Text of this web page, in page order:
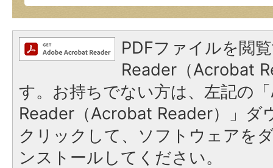
PDFファイルを閲
Reader（Acrobat
す。お持ちでない方は、左記の
Reader（Acrobat Reader）」ダ
クリックして、ソフトウェアを
ンストールしてください。